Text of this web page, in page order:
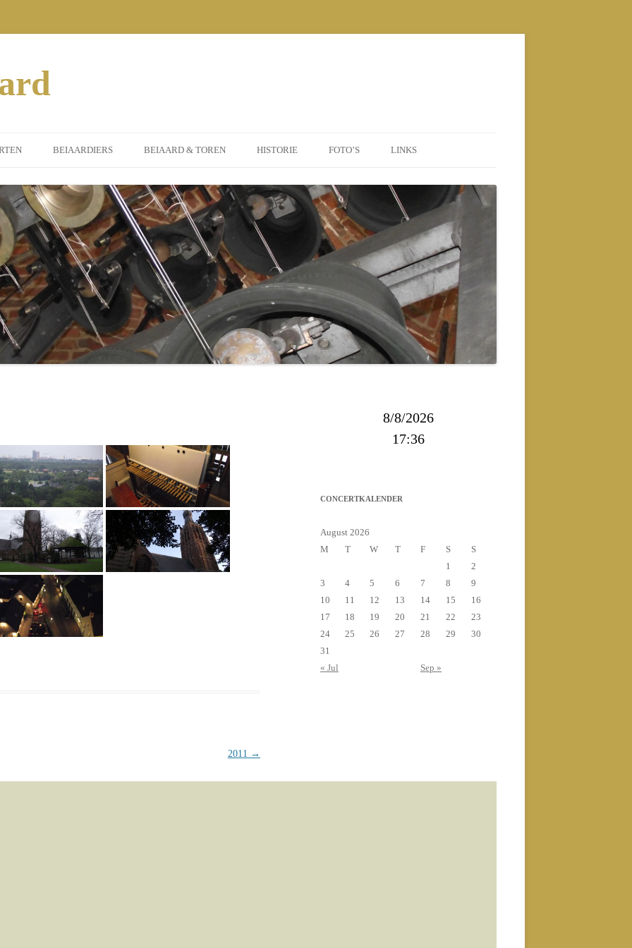
2014
2015
2016
2017
2018
BEIAARDIERS
DORPSBEIAARDIER
GASTBEIAARDIERS
BEIAARD & TOREN
INSTRUMENT
ST. PETRUS TOREN
HISTORIE FOTO’S
POSTERS
2010 NIEUWE BEIAARD
2010
2013
LINKS
2011 →
8/8/2026
17:36
CONCERTKALENDER
August 2026
M
T W T F S
S
1
2
3
4 5 6 7 8
9
10
11 12 13 14 15
16
17
18 19 20 21 22
23
24
25 26 27 28 29
30
31
« Jul
Sep »